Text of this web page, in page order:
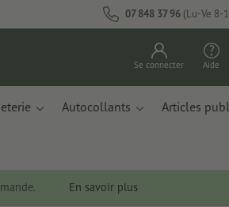
07 848 37 96 (Lu-Ve 8-
Se connecter Aide
Autocollants Articles
En savoir plus